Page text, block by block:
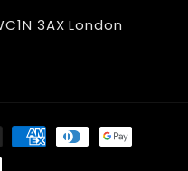
3AX London